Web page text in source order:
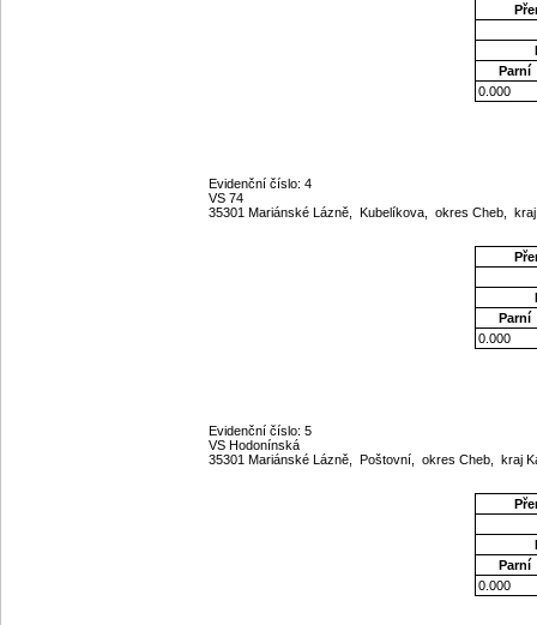
Parní
0.000
Evidenční číslo: 4
VS 74
35301 Mariánské Lázně, Kubelíkova, okres Cheb,
Parní
0.000
Evidenční číslo: 5
VS Hodonínská
35301 Mariánské Lázně, Poštovní, okres Cheb, kraj
Parní
0.000